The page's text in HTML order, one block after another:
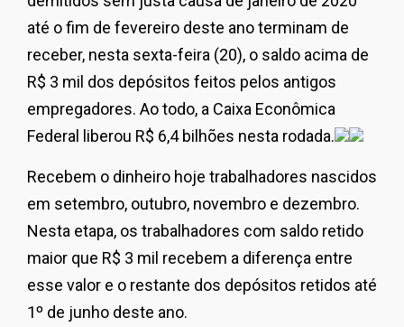
até o fim de fevereiro deste ano terminam de
receber, nesta sexta-feira (20), o saldo acima de
R$ 3 mil dos depósitos feitos pelos antigos
empregadores. Ao todo, a Caixa Econômica
Federal liberou R$ 6,4 bilhões nesta rodada.
Recebem o dinheiro hoje trabalhadores nascidos
em setembro, outubro, novembro e dezembro.
Nesta etapa, os trabalhadores com saldo retido
maior que R$ 3 mil recebem a diferença entre
esse valor e o restante dos depósitos retidos até
1º de junho deste ano.